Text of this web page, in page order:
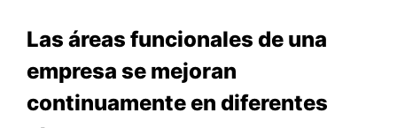
Las áreas funcionales de una
empresa se mejoran
continuamente en diferentes